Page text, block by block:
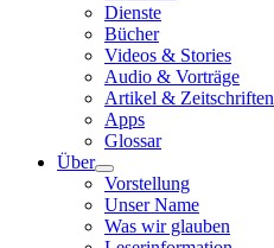
Dienste
Bücher
Videos & Stories
Audio & Vorträge
Artikel & Zeitschriften
Apps
Glossar
Über
Vorstellung
Unser Name
Was wir glauben